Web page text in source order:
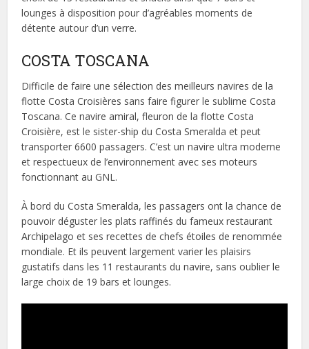
lounges à disposition pour d’agréables moments de
détente autour d’un verre.
COSTA TOSCANA
Difficile de faire une sélection des meilleurs navires de la
flotte Costa Croisières sans faire figurer le sublime Costa
Toscana. Ce navire amiral, fleuron de la flotte Costa
Croisière, est le sister-ship du Costa Smeralda et peut
transporter 6600 passagers. C’est un navire ultra moderne
et respectueux de l’environnement avec ses moteurs
fonctionnant au GNL.
À bord du Costa Smeralda, les passagers ont la chance de
pouvoir déguster les plats raffinés du fameux restaurant
Archipelago et ses recettes de chefs étoiles de renommée
mondiale. Et ils peuvent largement varier les plaisirs
gustatifs dans les 11 restaurants du navire, sans oublier le
large choix de 19 bars et lounges.